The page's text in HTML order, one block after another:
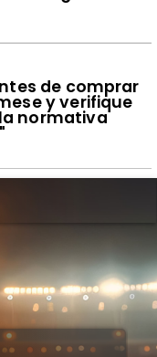
de comprar
y verifique
normativa